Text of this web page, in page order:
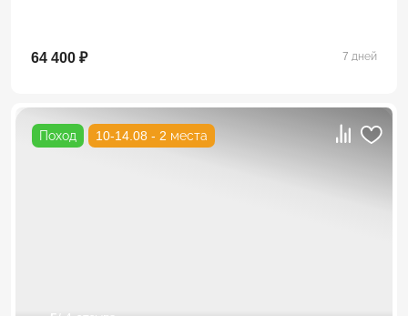
64 400 ₽ 7 дней
Поход 10-14.08 - 2 места